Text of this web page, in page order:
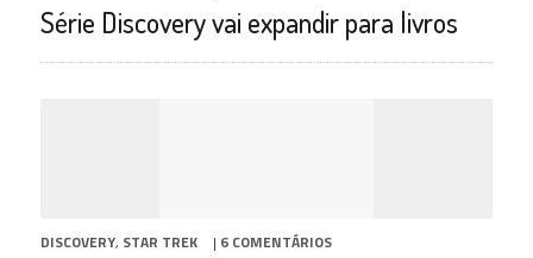
Série Discovery vai expandir para livros
DISCOVERY, STAR TREK | 6 COMENTÁRIOS